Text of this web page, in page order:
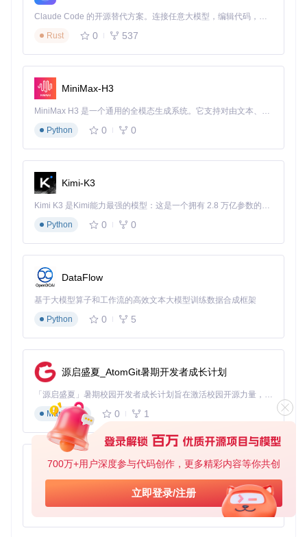
700万+用户深度参与代码创作，更多精彩内容等你共创
立即登录/注册
状态机设计模式：前端状态管理的新思路
规则从一个状态转换到另一个状态。
核心概念包括：
状态（State）：系统在特定时刻的条件或模式，如"未登
录"、"加载中"等
转换（Transition）：从一个状态到另一个状态的规则，包
含触发条件和目标状态
事件（Event）
动作（Action）：状态转换过程中执行的操作
状态机设计模式特别适合前端开发，因为UI本身就是状态的映
javascript-state-machine是一个轻量级的状态机库，核心实现
位于lib/state-machine.js
换，自动处理状态验证，并支持生命周期事件等高级特性。
用。购物车通常包含空状态、有商品状态、结算中状态和结算
完成状态，状态之间的转换有明确的规则。
首先，安装javascript-state-machine：
然后定义购物车状态机：
'javascript-state-machine';
Claude Code 的开源替代方案。连接任意大模型，编辑代码，运行命令，自动验证 — 全自动执行。用 Rust 构建，极致性能。 ｜ An open-source alternative to Claude Code. Connect any LLM, edit code, run commands, and verify changes — autonomously. Built in Rust for speed. Get Started
Rust
0 537
MiniMax-H3
MiniMax H3 是一个通用的全模态生成系统。它支持对由文本、图像、视频和音频组成的多模态上下文进行统一理解，并能生成分辨率高达 2K、时长可达 15 秒的带原生立体声音频的视频。得益于面向任务泛化的系统设计，H3 在预训练阶段就已具备广泛的多模态上下文理解与生成能力，能够出色地执行复杂的多模态指令。
Python
0 0
Kimi-K3
Kimi K3 是Kimi能力最强的模型：这是一个拥有 2.8 万亿参数的混合专家（MoE）模型，具备原生视觉理解能力，并支持 100 万 token 的上下文窗口。
Python
0 0
DataFlow
基于大模型算子和工作流的高效文本大模型训练数据合成框架
Python
0 5
源启盛夏_AtomGit暑期开发者成长计划
「源启盛夏」暑期校园开发者成长计划旨在激活校园开源力量，通过积分激励、认证扶持、资源倾斜等形式，引导高校组织和开发者完成「入驻 — 建项目 — 做贡献 — 获认证 — 得资源」的完整闭环。无论你是想带领社团入驻平台的组织者，还是希望用代码贡献证明自己的开发者，都能在这里找到属于你的成长路径。
Markdown
0 1
py-xiaozhi
基于Python的Xiaozhi AI，适用于想要完整Xiaozhi体验而无需拥有专用硬件的用户。
Python
0 1